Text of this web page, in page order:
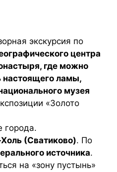
экскурсия по
центра
где можно
ламы,
музея
«Золото
города.
(Сватиково). По
источника.
на «зону пустынь»